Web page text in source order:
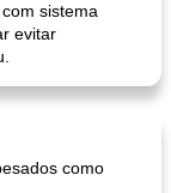
sistema
evitar
​​como